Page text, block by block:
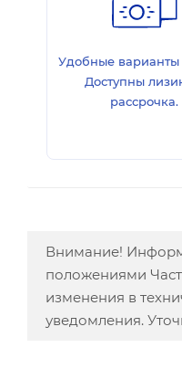
Удобные варианты
Доступны
рассрочка.
Внимание!
положениями
изменения в
уведомления.